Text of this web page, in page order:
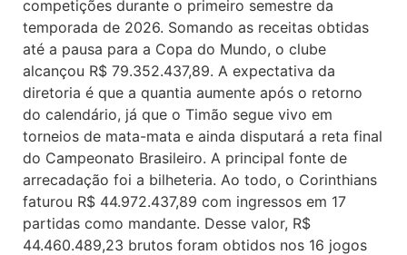
competições durante o primeiro semestre da
temporada de 2026. Somando as receitas obtidas
até a pausa para a Copa do Mundo, o clube
alcançou R$ 79.352.437,89. A expectativa da
diretoria é que a quantia aumente após o retorno
do calendário, já que o Timão segue vivo em
torneios de mata-mata e ainda disputará a reta final
do Campeonato Brasileiro. A principal fonte de
arrecadação foi a bilheteria. Ao todo, o Corinthians
faturou R$ 44.972.437,89 com ingressos em 17
partidas como mandante. Desse valor, R$
44.460.489,23 brutos foram obtidos nos 16 jogos